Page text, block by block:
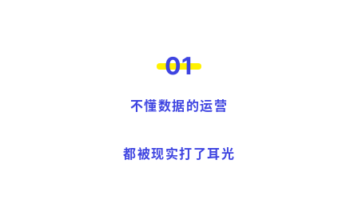
01
不懂数据的运营
都被现实打了耳光